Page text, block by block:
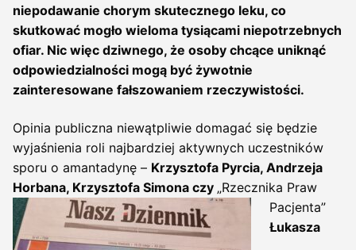
niepodawanie chorym skutecznego leku, co
skutkować mogło wieloma tysiącami niepotrzebnych
ofiar. Nic więc dziwnego, że osoby chcące uniknąć
odpowiedzialności mogą być żywotnie
zainteresowane fałszowaniem rzeczywistości.
Opinia publiczna niewątpliwie domagać się będzie
wyjaśnienia roli najbardziej aktywnych uczestników
sporu o amantadynę – Krzysztofa Pyrcia, Andrzeja
Horbana, Krzysztofa Simona czy „Rzecznika Praw
Pacjenta”
Łukasza